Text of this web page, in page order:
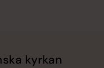
kyrkan